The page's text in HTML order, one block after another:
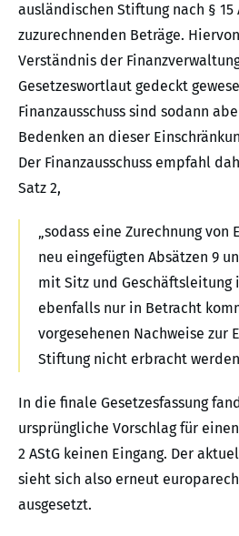
ausländischen Stiftung nach § 15
zuzurechnenden Beträge.
Verständnis der
Gesetzeswortlaut gedeckt
Finanzausschuss sind sodann
Bedenken an dieser
Der Finanzausschuss empfahl
Satz 2,
„sodass eine Zurechnung von
neu eingefügten Absätzen 9
mit Sitz und Geschäftsleitung
ebenfalls nur in Betracht
vorgesehenen Nachweise zur
Stiftung nicht erbracht werden
In die finale Gesetzesfassung
ursprüngliche Vorschlag für
2 AStG keinen Eingang. Der
sieht sich also erneut
ausgesetzt.